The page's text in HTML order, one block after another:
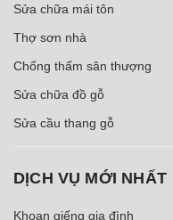
Sửa chữa mái tôn
Thợ sơn nhà
Chống thấm sân thượng
Sửa chữa đồ gỗ
Sửa cầu thang gỗ
DỊCH VỤ MỚI NHẤT
Khoan giếng gia đình